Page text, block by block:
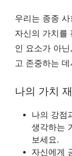
우리는 종종
자신의 가치를
인 요소가 아
고 존중하는
나의 가치
나의 강점
생각하는
보세요.
자신에게